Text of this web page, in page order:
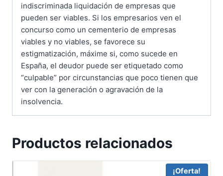
indiscriminada liquidación de empresas que
pueden ser viables. Si los empresarios ven el
concurso como un cementerio de empresas
viables y no viables, se favorece su
estigmatización, máxime si, como sucede en
España, el deudor puede ser etiquetado como
“culpable” por circunstancias que poco tienen que
ver con la generación o agravación de la
insolvencia.
Productos relacionados
¡Oferta!